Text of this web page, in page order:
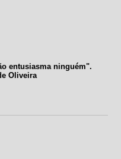
entusiasma ninguém".
Oliveira